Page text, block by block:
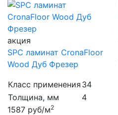
акция
SPC ламинат CronaFloor
Wood Дуб Фрезер
Класс применения 34
Толщина, мм
4
1587 руб/м2